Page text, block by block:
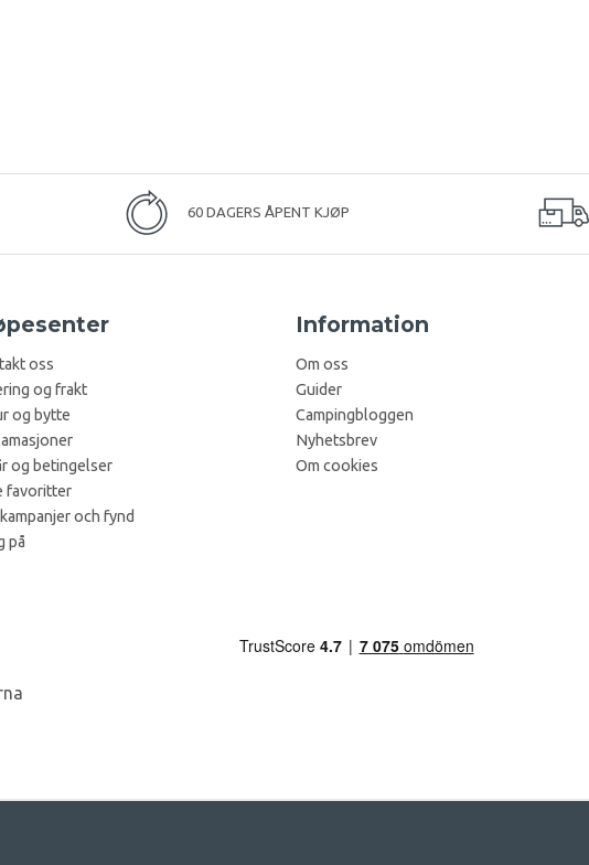
60 DAGERS ÅPENT KJØP
oss
og frakt
og bytte
og betingelser
favoritter
och fynd
på
Information
Om oss
Guider
Campingbloggen
Nyhetsbrev
Om cookies